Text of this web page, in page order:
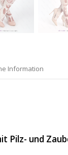
Information
Pilz- und